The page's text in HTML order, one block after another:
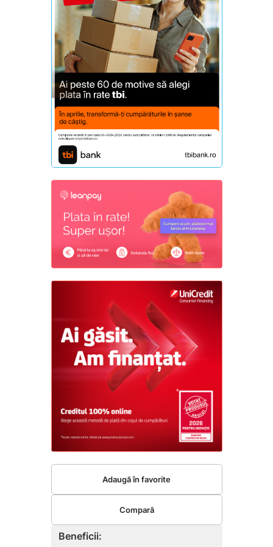
Beneficii:
Adaugă în favorite
Compară